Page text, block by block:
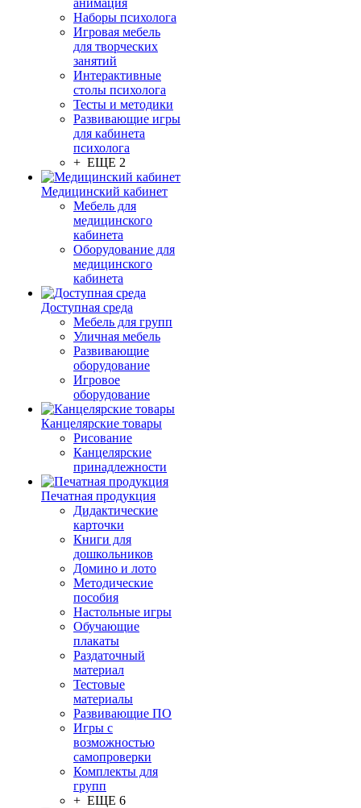
анимация
Наборы психолога
Игровая мебель
для творческих
занятий
Интерактивные
столы психолога
Тесты и методики
Развивающие игры
для кабинета
психолога
+ ЕЩЕ 2
Медицинский кабинет
Мебель для
медицинского
кабинета
Оборудование для
медицинского
кабинета
Доступная среда
Мебель для групп
Уличная мебель
Развивающие
оборудование
Игровое
оборудование
Канцелярские товары
Рисование
Канцелярские
принадлежности
Печатная продукция
Дидактические
карточки
Книги для
дошкольников
Домино и лото
Методические
пособия
Настольные игры
Обучающие
плакаты
Раздаточный
материал
Тестовые
материалы
Развивающие ПО
Игры с
возможностью
самопроверки
Комплекты для
групп
+ ЕЩЕ 6